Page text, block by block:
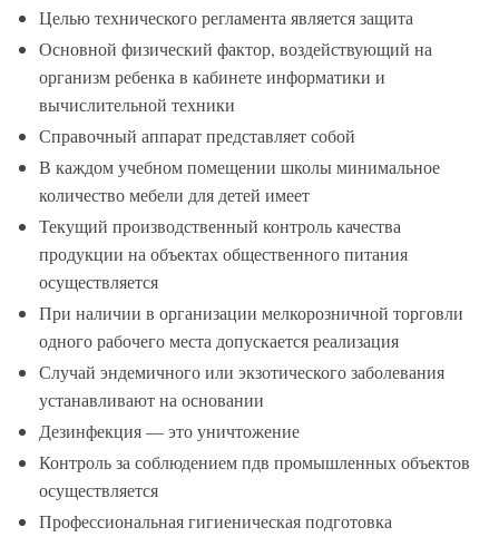
Целью технического регламента является защита
Основной физический фактор, воздействующий на
организм ребенка в кабинете информатики и
вычислительной техники
Справочный аппарат представляет собой
В каждом учебном помещении школы минимальное
количество мебели для детей имеет
Текущий производственный контроль качества
продукции на объектах общественного питания
осуществляется
При наличии в организации мелкорозничной торговли
одного рабочего места допускается реализация
Случай эндемичного или экзотического заболевания
устанавливают на основании
Дезинфекция — это уничтожение
Контроль за соблюдением пдв промышленных объектов
осуществляется
Профессиональная гигиеническая подготовка